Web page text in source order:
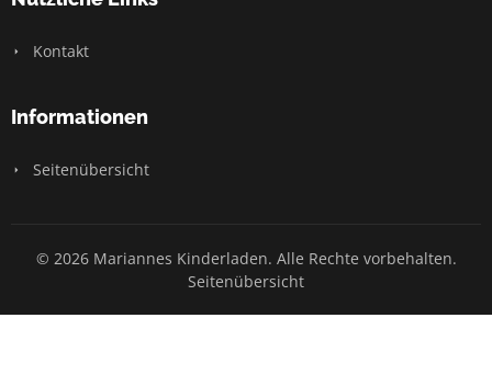
Kontakt
Informationen
Seitenübersicht
© 2026 Mariannes Kinderladen. Alle Rechte vorbehalten.
Seitenübersicht